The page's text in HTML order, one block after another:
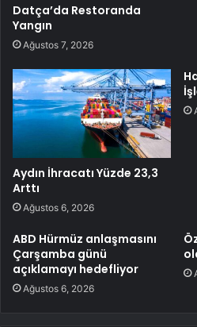
Datça’da Restoranda
Yangın
Ağustos 7, 2026
Aydın İhracatı Yüzde 23,3
Arttı
Ağustos 6, 2026
ABD Hürmüz anlaşmasını
Çarşamba günü
açıklamayı hedefliyor
Ağustos 6, 2026